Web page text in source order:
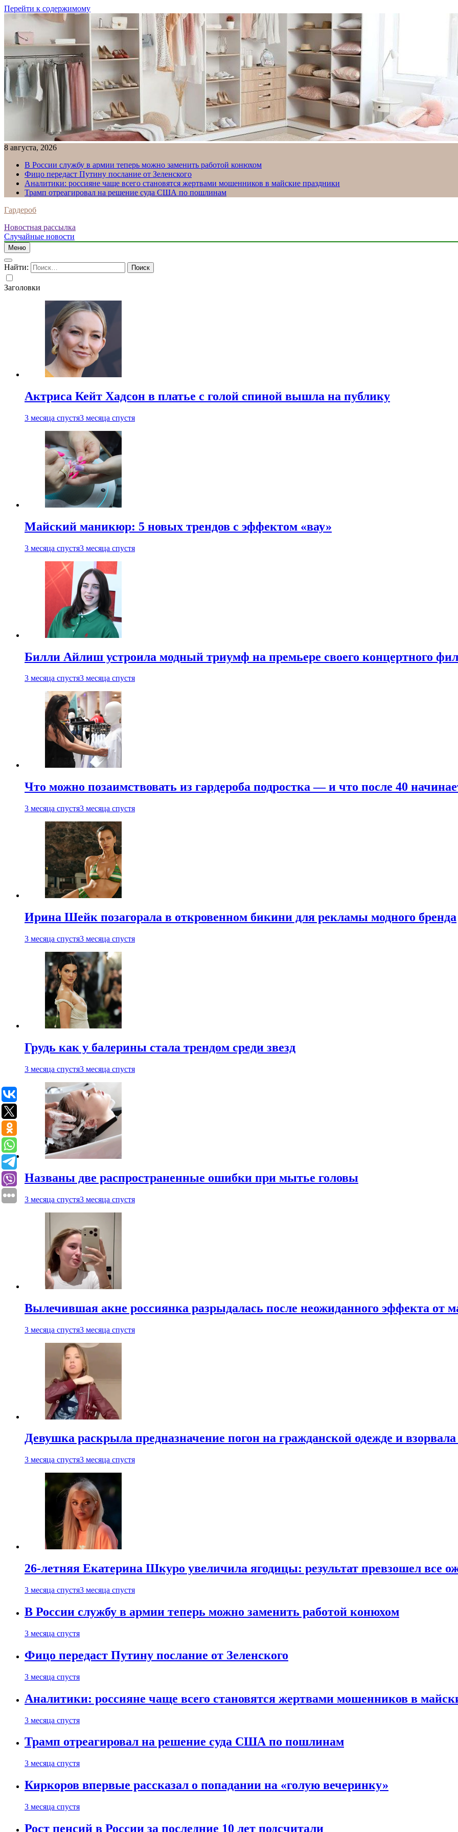
Перейти к содержимому
8 августа, 2026
В России службу в армии теперь можно заменить работой конюхом
Фицо передаст Путину послание от Зеленского
Аналитики: россияне чаще всего становятся жертвами мошенников в майские праздники
Трамп отреагировал на решение суда США по пошлинам
Гардероб
Новостная рассылка
Случайные новости
Меню
Найти:
Заголовки
Актриса Кейт Хадсон в платье с голой спиной вышла на публику
3 месяца спустя3 месяца спустя
Майский маникюр: 5 новых трендов с эффектом «вау»
3 месяца спустя3 месяца спустя
Билли Айлиш устроила модный триумф на премьере своего концертного
3 месяца спустя3 месяца спустя
Что можно позаимствовать из гардероба подростка — и что после 40
3 месяца спустя3 месяца спустя
Ирина Шейк позагорала в откровенном бикини для рекламы модного бренда
3 месяца спустя3 месяца спустя
Грудь как у балерины стала трендом среди звезд
3 месяца спустя3 месяца спустя
Названы две распространенные ошибки при мытье головы
3 месяца спустя3 месяца спустя
Вылечившая акне россиянка разрыдалась после неожиданного эффекта от
3 месяца спустя3 месяца спустя
Девушка раскрыла предназначение погон на гражданской одежде и взорвала
3 месяца спустя3 месяца спустя
26-летняя Екатерина Шкуро увеличила ягодицы: результат превзошел все
3 месяца спустя3 месяца спустя
В России службу в армии теперь можно заменить работой конюхом
3 месяца спустя
Фицо передаст Путину послание от Зеленского
3 месяца спустя
Аналитики: россияне чаще всего становятся жертвами мошенников в
3 месяца спустя
Трамп отреагировал на решение суда США по пошлинам
3 месяца спустя
Киркоров впервые рассказал о попадании на «голую вечеринку»
3 месяца спустя
Рост пенсий в России за последние 10 лет подсчитали